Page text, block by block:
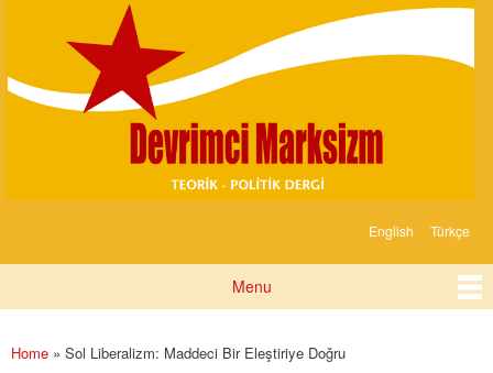
content
Marksizm
English Türkçe
Menu
You are here
Home » Sol Liberalizm: Maddeci Bir Eleştiriye Doğru